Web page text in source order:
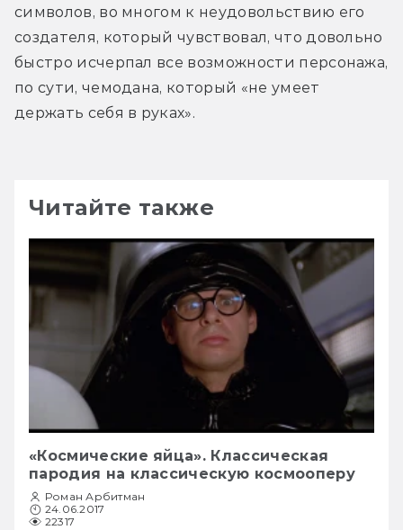
символов, во многом к неудовольствию его
создателя, который чувствовал, что довольно
быстро исчерпал все возможности персонажа,
по сути, чемодана, который «не умеет
держать себя в руках».
Читайте также
«Космические яйца». Классическая
пародия на классическую космооперу
Роман Арбитман
24.06.2017
22317